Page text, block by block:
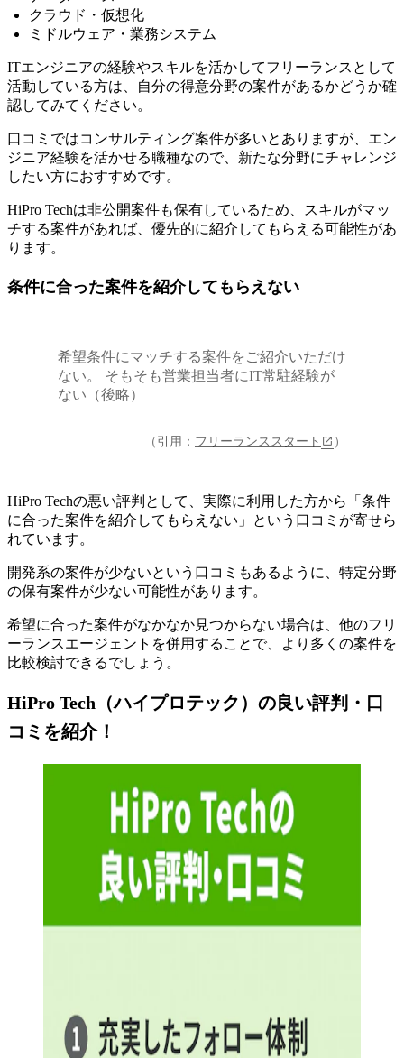
クラウド・仮想化
ミドルウェア・業務システム
ITエンジニアの経験やスキルを活かしてフリーランスとして
活動している方は、自分の得意分野の案件があるかどうか確
認してみてください。
口コミではコンサルティング案件が多いとありますが、エン
ジニア経験を活かせる職種なので、新たな分野にチャレンジ
したい方におすすめです。
HiPro Techは非公開案件も保有しているため、スキルがマッ
チする案件があれば、優先的に紹介してもらえる可能性があ
ります。
条件に合った案件を紹介してもらえない
希望条件にマッチする案件をご紹介いただけ
ない。 そもそも営業担当者にIT常駐経験が
ない（後略）
（引用： フリーランススタート ）
HiPro Techの悪い評判として、実際に利用した方から「条件
に合った案件を紹介してもらえない」という口コミが寄せら
れています。
開発系の案件が少ないという口コミもあるように、特定分野
の保有案件が少ない可能性があります。
希望に合った案件がなかなか見つからない場合は、他のフリ
ーランスエージェントを併用することで、より多くの案件を
比較検討できるでしょう。
HiPro Tech（ハイプロテック）の良い評判・口
コミを紹介！